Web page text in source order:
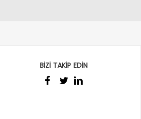
BİZİ TAKİP EDİN